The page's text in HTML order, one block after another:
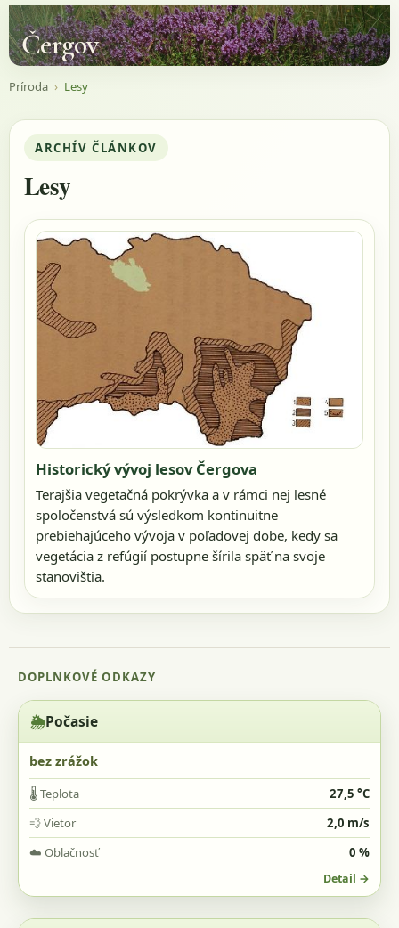
Čergov
Príroda › Lesy
ARCHÍV ČLÁNKOV
Lesy
Historický vývoj lesov Čergova
Terajšia vegetačná pokrývka a v rámci nej lesné
spoločenstvá sú výsledkom kontinuitne
prebiehajúceho vývoja v poľadovej dobe, kedy sa
vegetácia z refúgií postupne šírila späť na svoje
stanovištia.
🌦️Počasie
bez zrážok
🌡️Teplota
27,5 °C
💨Vietor
2,0 m/s
☁️ Oblačnosť 0 %
Detail →